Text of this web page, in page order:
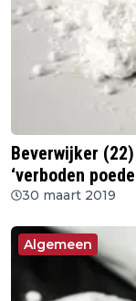
Beverwijker
‘verboden
30 maart 2019
Algemeen